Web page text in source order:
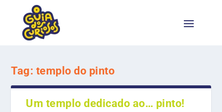
Tag: templo do pinto
Um templo dedicado ao… pinto!